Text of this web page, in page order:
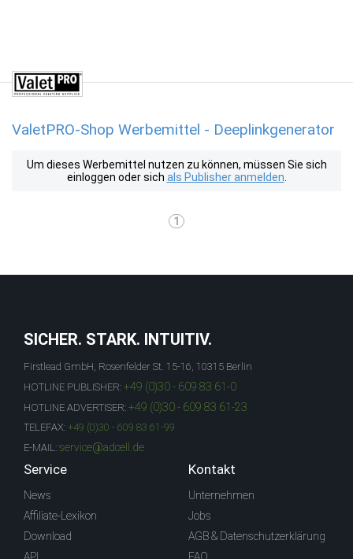
ValetPRO-Shop Werbemittel - Deeplinkgenerator
Um dieses Werbemittel nutzen zu können, müssen Sie sich
einloggen oder sich als Publisher anmelden
1
SICHER. STARK. INTUITIV.
Firstlead GmbH, Rosenfelder St. 15-16, 10315 Berlin
HOTLINE PUBLISHER: +49 (0)30 - 609 83 61-0
HOTLINE ADVERTISER: +49 (0)30 - 609 83 61-23
TELEFAX: +49 (0)30 - 609 83 61-99
E-MAIL: service@adcell.de
Service
News
Affiliate-Lexikon
Download
Kontakt
Unternehmen
Jobs
AGB & Datenschutzerklärung